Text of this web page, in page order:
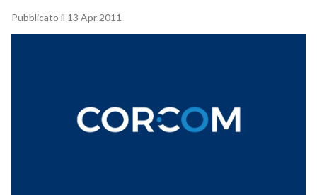
Pubblicato il 13 Apr 2011